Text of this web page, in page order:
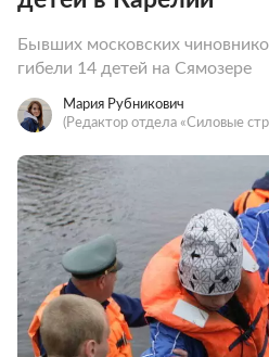
Бывших московских
гибели 14 детей на Сямозере
Мария Рубникович
(Редактор отдела «Силовые